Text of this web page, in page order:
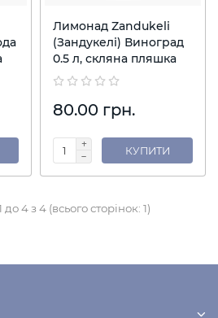
Лимонад Zandukeli
(Зандукелі) Виноград
0.5 л, скляна пляшка
80.00 грн.
КУПИТИ
4 з 4 (всього сторінок: 1)